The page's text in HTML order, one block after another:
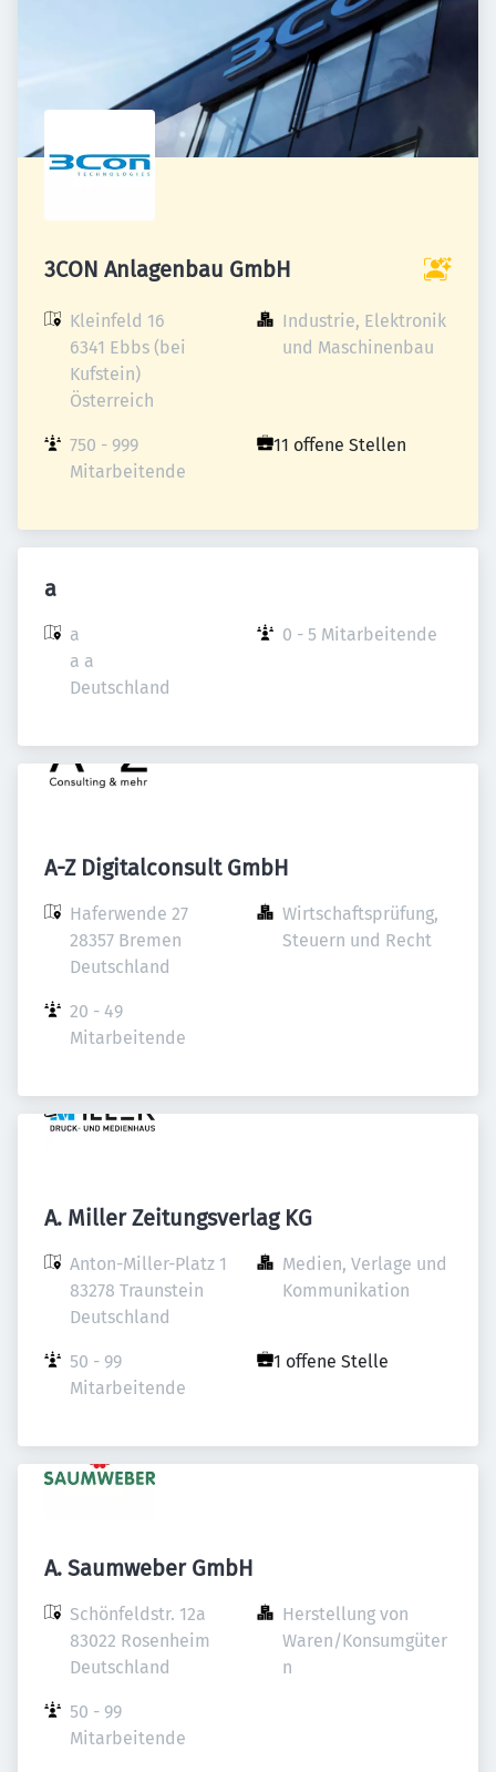
3CON Anlagenbau GmbH
Kleinfeld 16
6341 Ebbs (bei
Kufstein)
Österreich
Industrie, Elektronik
und Maschinenbau
750 - 999
Mitarbeitende
11 offene Stellen
a
a
a a
Deutschland
0 - 5 Mitarbeitende
A-Z Digitalconsult GmbH
Haferwende 27
28357 Bremen
Deutschland
Wirtschaftsprüfung,
Steuern und Recht
20 - 49
Mitarbeitende
A. Miller Zeitungsverlag KG
Anton-Miller-Platz 1
83278 Traunstein
Deutschland
Medien, Verlage und
Kommunikation
50 - 99
Mitarbeitende
1 offene Stelle
A. Saumweber GmbH
Schönfeldstr. 12a
83022 Rosenheim
Deutschland
Herstellung von
Waren/Konsumgüter
n
50 - 99
Mitarbeitende